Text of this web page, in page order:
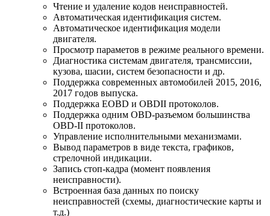
Чтение и удаление кодов неисправностей.
Автоматическая идентификация систем.
Автоматическое идентификация модели
двигателя.
Просмотр параметов в режиме реального времени.
Диагностика системам двигателя, трансмиссии,
кузова, шасии, систем безопасности и др.
Поддержка современных автомобилей 2015, 2016,
2017 годов выпуска.
Поддержка EOBD и OBDII протоколов.
Поддержка одним OBD-разъемом большинства
OBD-II протоколов.
Управление исполнительными механизмами.
Вывод параметров в виде текста, графиков,
стрелочной индикации.
Запись стоп-кадра (момент появления
неисправности).
Встроенная база данных по поиску
неисправностей (схемы, диагностические карты и
т.д.)